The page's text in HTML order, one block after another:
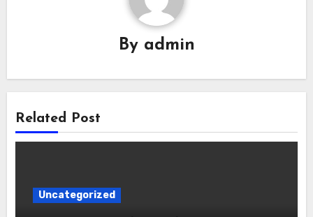
By admin
Related Post
Uncategorized